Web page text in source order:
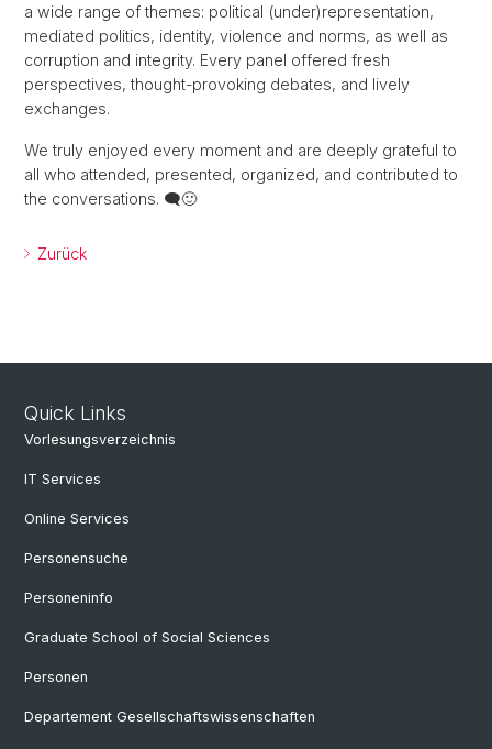
a wide range of themes: political (under)representation,
mediated politics, identity, violence and norms, as well as
corruption and integrity. Every panel offered fresh
perspectives, thought-provoking debates, and lively
exchanges.
We truly enjoyed every moment and are deeply grateful to
all who attended, presented, organized, and contributed to
the conversations. 🗨️🙂
Zurück
Quick Links
Vorlesungsverzeichnis
IT Services
Online Services
Personensuche
Personeninfo
Graduate School of Social Sciences
Personen
Departement Gesellschaftswissenschaften